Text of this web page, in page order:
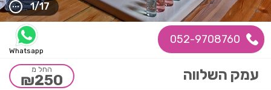
052-9708760
Whatsapp
החל מ
₪250
1/17
עמק השלווה